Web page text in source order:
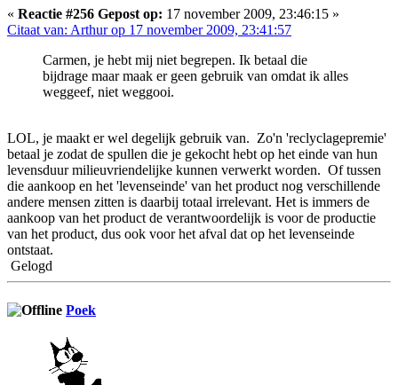
« Reactie #256 Gepost op: 17 november 2009, 23:46:15 »
Citaat van: Arthur op 17 november 2009, 23:41:57
Carmen, je hebt mij niet begrepen. Ik betaal die
bijdrage maar maak er geen gebruik van omdat ik alles
weggeef, niet weggooi.
LOL, je maakt er wel degelijk gebruik van. Zo'n 'reclyclagepremie'
betaal je zodat de spullen die je gekocht hebt op het einde van hun
levensduur milieuvriendelijke kunnen verwerkt worden. Of tussen
die aankoop en het 'levenseinde' van het product nog verschillende
andere mensen zitten is daarbij totaal irrelevant. Het is immers de
aankoop van het product de verantwoordelijk is voor de productie
van het product, dus ook voor het afval dat op het levenseinde
ontstaat.
Gelogd
Poek